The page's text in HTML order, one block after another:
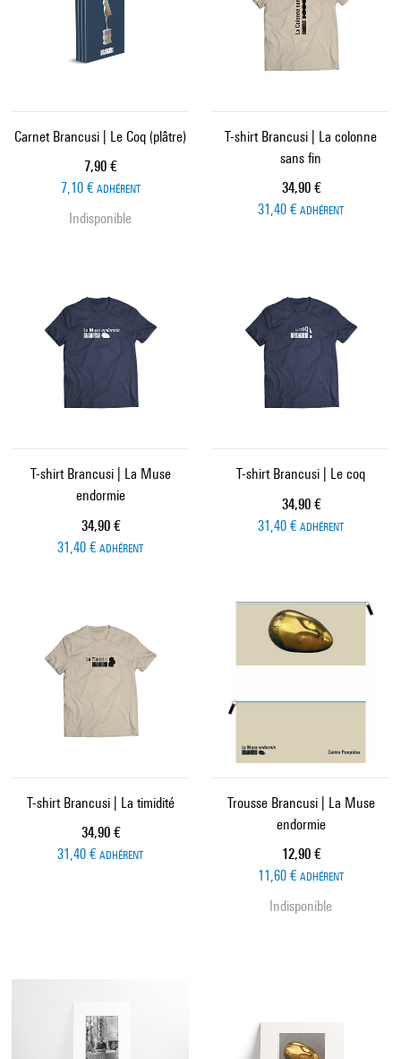
Carnet Brancusi | Le Coq (plâtre)
Prix ​​actuel
7,90 €
7,10 € ADHÉRENT
Indisponible
T-shirt Brancusi | La colonne
sans fin
Prix ​​actuel
34,90 €
31,40 € ADHÉRENT
T-shirt Brancusi | La Muse
endormie
Prix ​​actuel
34,90 €
31,40 € ADHÉRENT
T-shirt Brancusi | Le coq
Prix ​​actuel
34,90 €
31,40 € ADHÉRENT
T-shirt Brancusi | La timidité
Prix ​​actuel
34,90 €
31,40 € ADHÉRENT
Trousse Brancusi | La Muse
endormie
Prix ​​actuel
12,90 €
11,60 € ADHÉRENT
Indisponible